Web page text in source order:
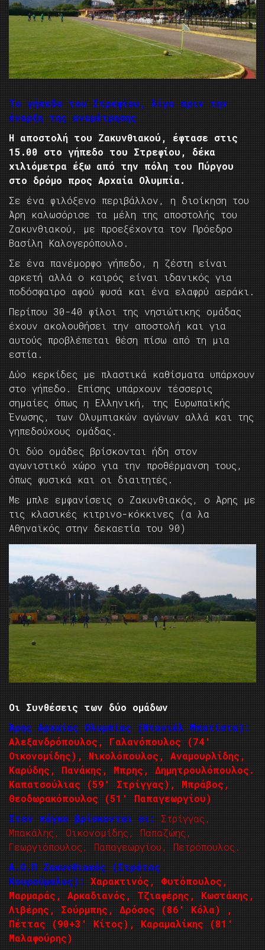
Το γήπεδο του Στρεφίου, λίγο πριν την
έναρξη της αναμέτρησης
Η αποστολή του Ζακυνθιακού, έφτασε στις
15.00 στο γήπεδο του Στρεφίου, δέκα
χιλιόμετρα έξω από την πόλη του Πύργου
στο δρόμο προς Αρχαία Ολυμπία.
Σε ένα φιλόξενο περιβάλλον, η διοίκηση του
Άρη καλωσόρισε τα μέλη της αποστολής του
Ζακυνθιακού, με προεξέχοντα τον Πρόεδρο
Βασίλη Καλογερόπουλο.
Σε ένα πανέμορφο γήπεδο, η ζέστη είναι
αρκετή αλλά ο καιρός είναι ιδανικός για
ποδόσφαιρο αφού φυσά και ένα ελαφρύ αεράκι.
Περίπου 30-40 φίλοι της νησιώτικης ομάδας
έχουν ακολουθήσει την αποστολή και για
αυτούς προβλέπεται θέση πίσω από τη μια
εστία.
Δύο κερκίδες με πλαστικά καθίσματα υπάρχουν
στο γήπεδο. Επίσης υπάρχουν τέσσερις
σημαίες όπως η Ελληνική, της Ευρωπαϊκής
Ένωσης, των Ολυμπιακών αγώνων αλλά και της
γηπεδούχους ομάδας.
Οι δύο ομάδες βρίσκονται ήδη στον
αγωνιστικό χώρο για την προθέρμανση τους,
όπως φυσικά και οι διαιτητές.
Με μπλε εμφανίσεις ο Ζακυνθιακός, ο Άρης με
τις κλασικές κιτρινο-κόκκινες (α λα
Αθηναϊκός στην δεκαετία του 90)
Οι Συνθέσεις των δύο ομάδων
Άρης Αρχαίας Ολυμπίας (Ντανιέλ Μπατίστα):
Αλεξανδρόπουλος, Γαλανόπουλος (74′
Οικονομίδης), Νικολόπουλος, Αναμουρλίδης,
Καρύδης, Πανάκης, Μπρης, Δημητρουλόπουλος.
Καπατσούλιας (59′ Στρίγγας), Μπράβος,
Θεοδωρακόπουλος (51′ Παπαγεωργίου)
Στον πάγκο βρίσκονται οι:
Στρίγγας,
Μπακάλης, Οικονομίδης, Παπαζώης,
Γεωργιόπουλος, Παπαγεωργίου, Πετρόπουλος.
Α.Ο.Π Ζακυνθιακός (Στράτος
Κουρούμαλος):
Χαρακτινός, Φυτόπουλος,
Μαρμαράς, Αρκαδιανός, Τζιαφέρης, Κωστάκης,
Λιβέρης, Σούρμπης, Δρόσος (86′ Κόλα) ,
Πέττας (90+3′ Κίτος), Καραμαλίκης (81′
Μαλαφούρης)